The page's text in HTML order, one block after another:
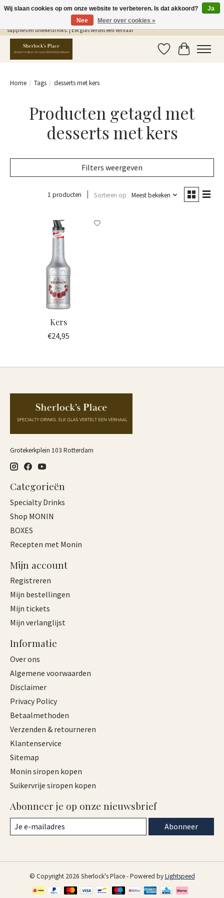
Gratis Verzending in NL vanaf €75,- | Sherlocks Place: dé plek voor MONIN siropen, bar
supplies en unieke drinks. | Elk glas vertelt een verhaal
Verlanglijst
Home / Tags / desserts met kers
Producten getagd met
desserts met kers
Filters weergeven
1 producten Sorteren op Meest bekeken
Kers
€24,95
Grotekerkplein 103 Rotterdam
Categorieën
Specialty Drinks
Shop MONIN
BOXES
Recepten met Monin
Mijn account
Registreren
Mijn bestellingen
Mijn tickets
Mijn verlanglijst
Informatie
Over ons
Algemene voorwaarden
Disclaimer
Privacy Policy
Betaalmethoden
Verzenden & retourneren
Klantenservice
Sitemap
Monin siropen kopen
Suikervrije siropen kopen
Abonneer je op onze nieuwsbrief
Abonneer
© Copyright 2026 Sherlock's Place - Powered byLightspeed
Wij slaan cookies op om onze website te verbeteren. Is dat akkoord?
Ja
Nee
Meer over cookies »